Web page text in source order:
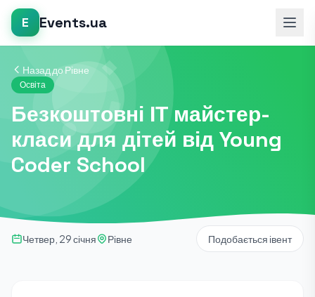
E Events.ua
Назад до Рівне
Освіта
Безкоштовні ІТ майстер-
класи для дітей від Young
Coder School
Четвер, 29 січня Рівне Подобається івент